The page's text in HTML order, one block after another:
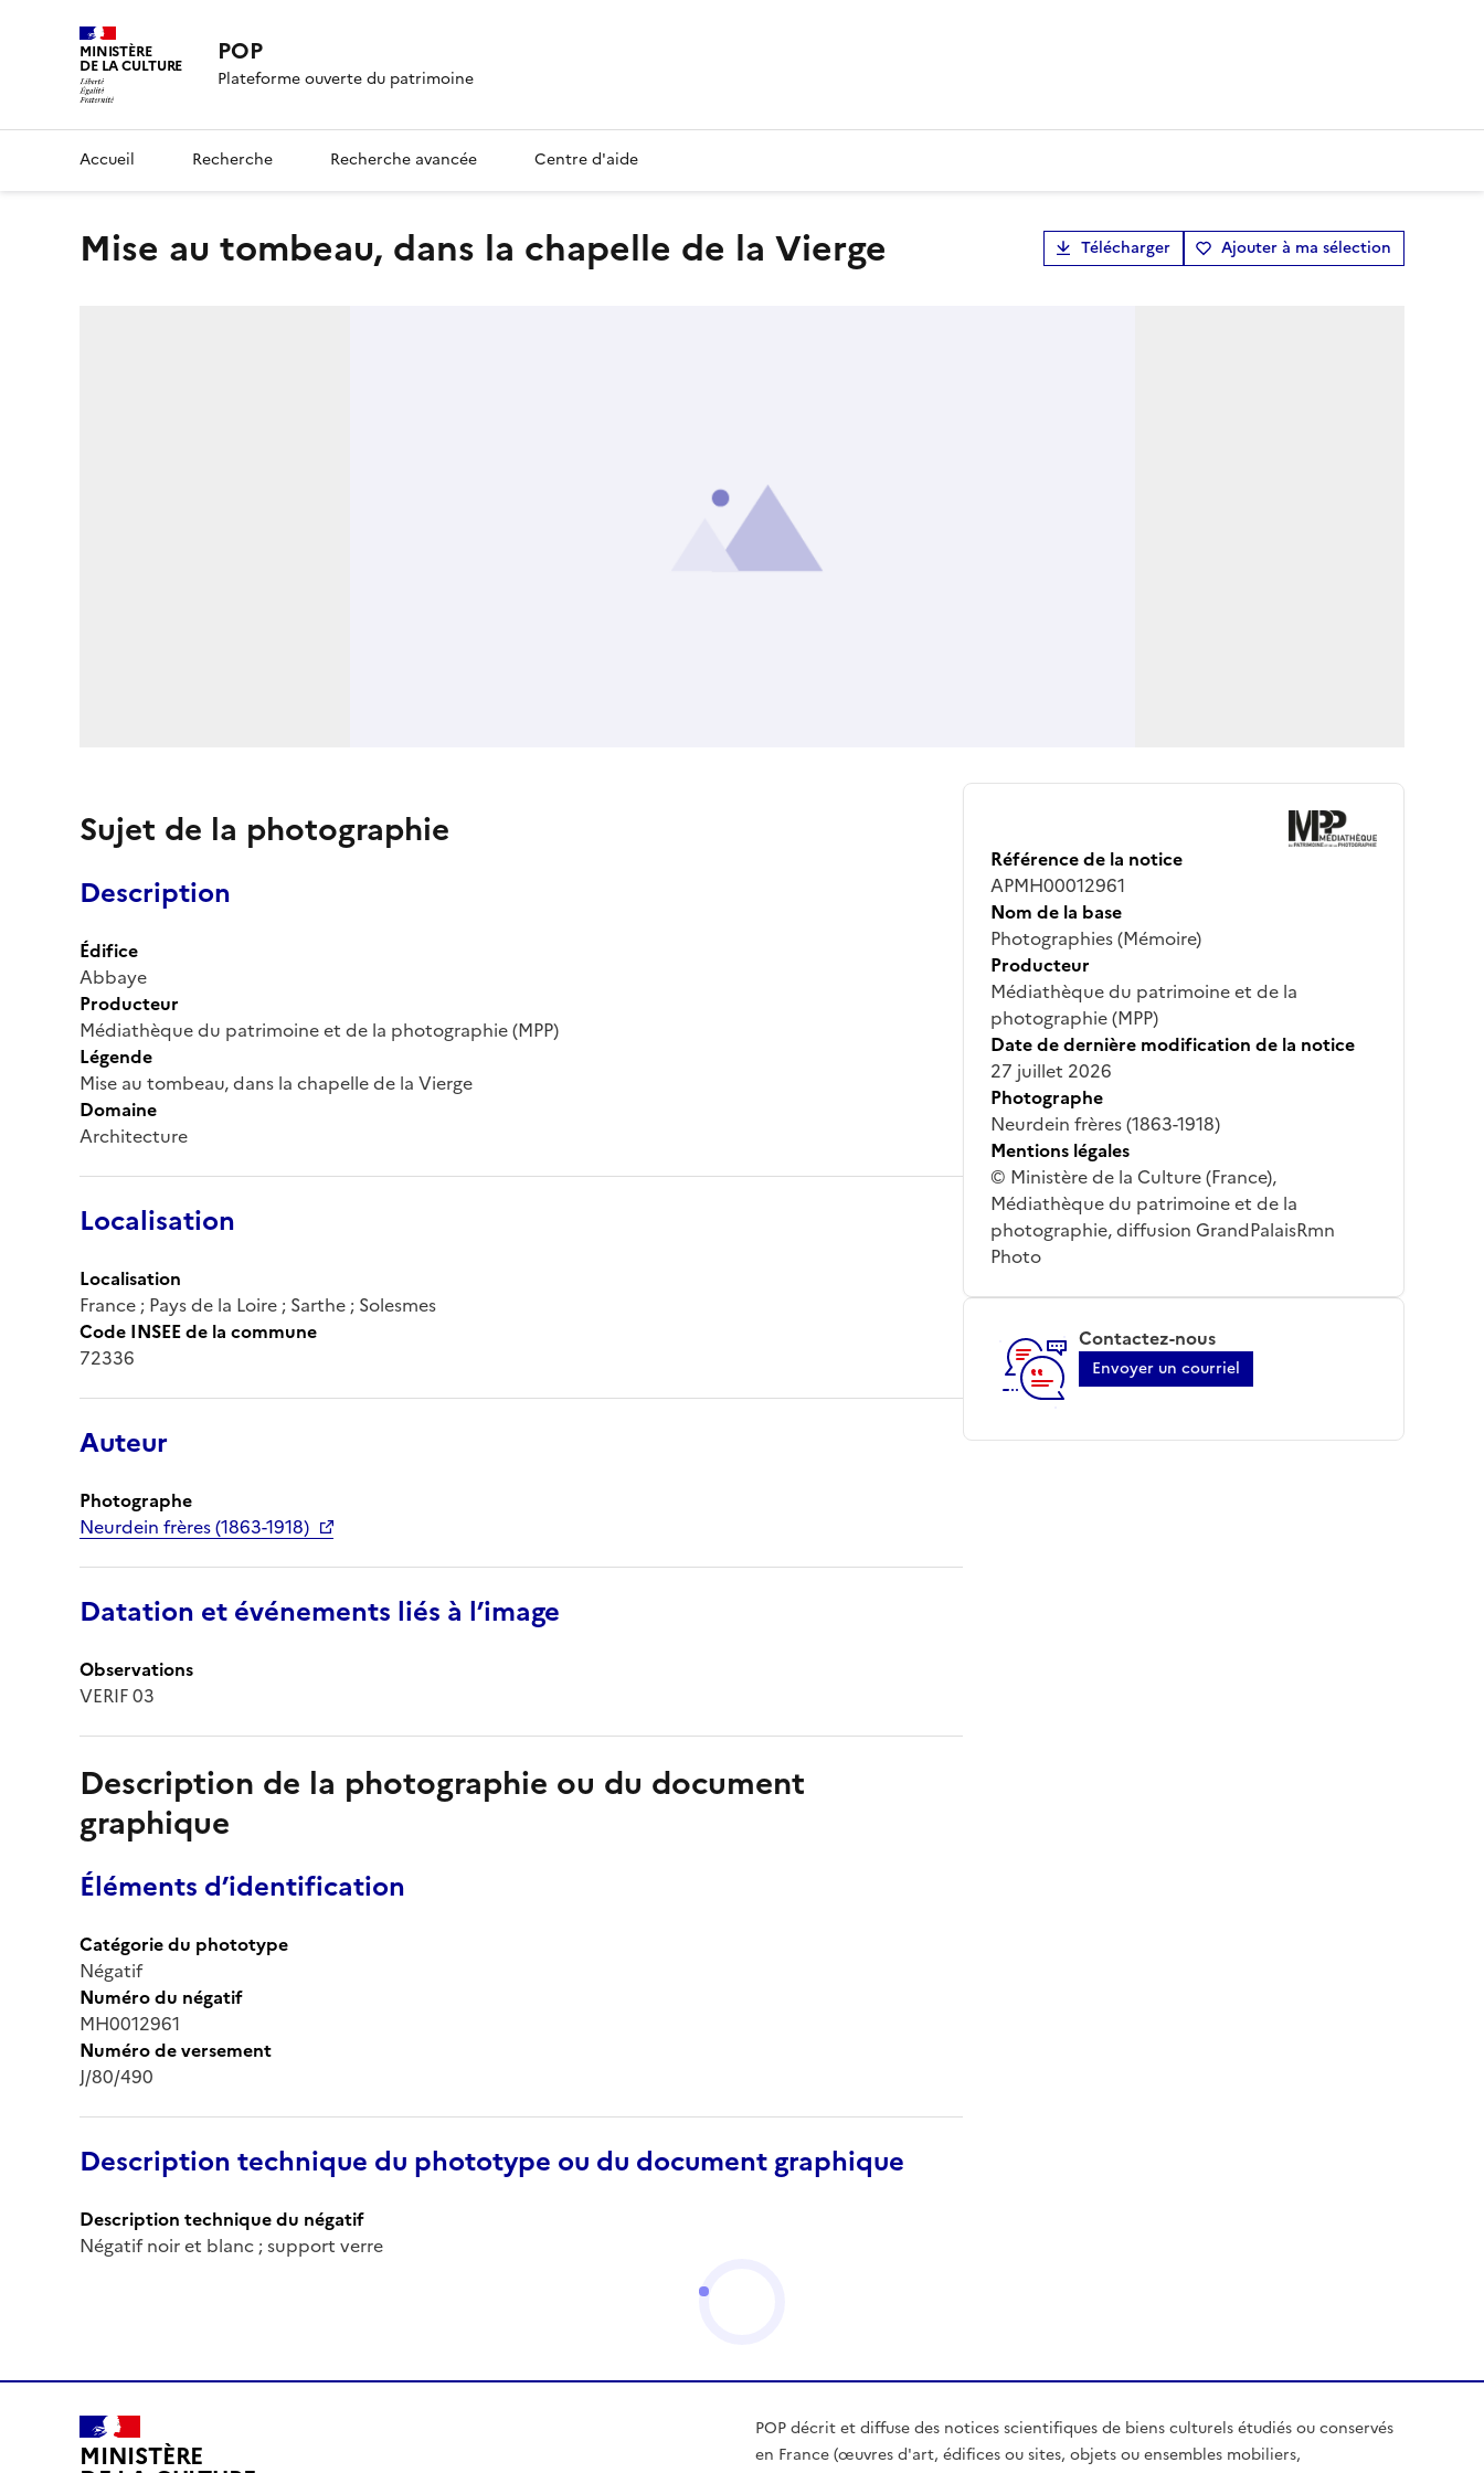
MINISTÈRE
DE LA CULTURE POP
Plateforme ouverte du patrimoine
Accueil Recherche Recherche avancée Centre d'aide
Mise au tombeau, dans la chapelle de la Vierge Télécharger Ajouter à ma sélection
Sujet de la photographie
Description
Édifice
Abbaye
Producteur
Médiathèque du patrimoine et de la photographie (MPP)
Légende
Mise au tombeau, dans la chapelle de la Vierge
Domaine
Architecture
Localisation
Localisation
France ; Pays de la Loire ; Sarthe ; Solesmes
Code INSEE de la commune
72336
Auteur
Photographe
Neurdein frères (1863-1918)
Datation et événements liés à l’image
Observations
VERIF 03
Description de la photographie ou du document
graphique
Éléments d’identification
Catégorie du phototype
Négatif
Numéro du négatif
MH0012961
Numéro de versement
J/80/490
Description technique du phototype ou du document graphique
Description technique du négatif
Négatif noir et blanc ; support verre
Référence de la notice
APMH00012961
Nom de la base
Photographies (Mémoire)
Producteur
Médiathèque du patrimoine et de la
photographie (MPP)
Date de dernière modification de la notice
27 juillet 2026
Photographe
Neurdein frères (1863-1918)
Mentions légales
© Ministère de la Culture (France),
Médiathèque du patrimoine et de la
photographie, diffusion GrandPalaisRmn
Photo
Contactez-nous
Envoyer un courriel
MINISTÈRE
POP décrit et diffuse des notices scientifiques de biens culturels étudiés ou conservés
en France (œuvres d'art, édifices ou sites, objets ou ensembles mobiliers,